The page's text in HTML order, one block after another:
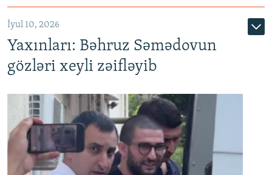
İyul 10, 2026
Yaxınları: Bəhruz Səmədovun
gözləri xeyli zəifləyib